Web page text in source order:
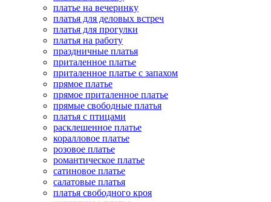
платье на вечеринку
платья для деловых встреч
платья для прогулки
платья на работу
праздничные платья
приталенное платье
приталенное платье с запахом
прямое платье
прямое приталенное платье
прямые свободные платья
платья с птицами
расклешенное платье
коралловое платье
розовое платье
романтическое платье
сатиновое платье
салатовые платья
платья свободного кроя